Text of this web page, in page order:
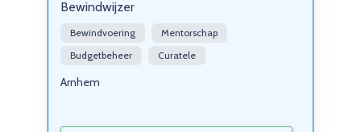
Bewindwijzer
Bewindvoering
Mentorschap
Budgetbeheer
Curatele
Arnhem